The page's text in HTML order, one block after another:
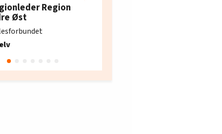
Region
Øst